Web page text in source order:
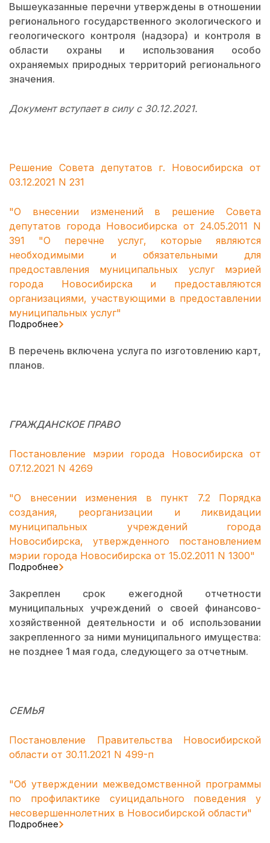
Вышеуказанные перечни утверждены в отношении
регионального государственного экологического и
геологического контроля (надзора) и контроля в
области охраны и использования особо
охраняемых природных территорий регионального
значения.
Документ вступает в силу с 30.12.2021.
Решение Совета депутатов г. Новосибирска от
03.12.2021 N 231
"О внесении изменений в решение Совета
депутатов города Новосибирска от 24.05.2011 N
391 "О перечне услуг, которые являются
необходимыми и обязательными для
предоставления муниципальных услуг мэрией
города Новосибирска и предоставляются
организациями, участвующими в предоставлении
муниципальных услуг"
Подробнее
В перечень включена услуга по изготовлению карт,
планов.
ГРАЖДАНСКОЕ ПРАВО
Постановление мэрии города Новосибирска от
07.12.2021 N 4269
"О внесении изменения в пункт 7.2 Порядка
создания, реорганизации и ликвидации
муниципальных учреждений города
Новосибирска, утвержденного постановлением
мэрии города Новосибирска от 15.02.2011 N 1300"
Подробнее
Закреплен срок ежегодной отчетности
муниципальных учреждений о своей финансово-
хозяйственной деятельности и об использовании
закрепленного за ними муниципального имущества:
не позднее 1 мая года, следующего за отчетным.
СЕМЬЯ
Постановление Правительства Новосибирской
области от 30.11.2021 N 499-п
"Об утверждении межведомственной программы
по профилактике суицидального поведения у
несовершеннолетних в Новосибирской области"
Подробнее